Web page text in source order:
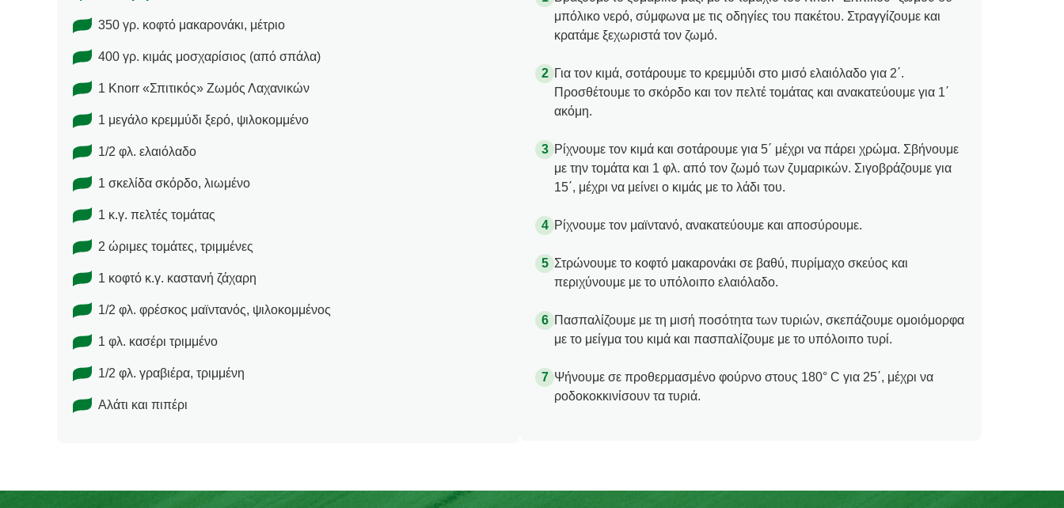
350 γρ. κοφτό μακαρονάκι, μέτριο
400 γρ. κιμάς μοσχαρίσιος (από σπάλα)
1 Knorr «Σπιτικός» Ζωμός Λαχανικών
1 μεγάλο κρεμμύδι ξερό, ψιλοκομμένο
1/2 φλ. ελαιόλαδο
1 σκελίδα σκόρδο, λιωμένο
1 κ.γ. πελτές τομάτας
2 ώριμες τομάτες, τριμμένες
1 κοφτό κ.γ. καστανή ζάχαρη
1/2 φλ. φρέσκος μαϊντανός, ψιλοκομμένος
1 φλ. κασέρι τριμμένο
1/2 φλ. γραβιέρα, τριμμένη
Αλάτι και πιπέρι
μπόλικο νερό, σύμφωνα με τις οδηγίες του πακέτου. Στραγγίζουμε και
κρατάμε ξεχωριστά τον ζωμό.
Για τον κιμά, σοτάρουμε το κρεμμύδι στο μισό ελαιόλαδο για 2΄.
Προσθέτουμε το σκόρδο και τον πελτέ τομάτας και ανακατεύουμε για 1΄
ακόμη.
Ρίχνουμε τον κιμά και σοτάρουμε για 5΄ μέχρι να πάρει χρώμα. Σβήνουμε
με την τομάτα και 1 φλ. από τον ζωμό των ζυμαρικών. Σιγοβράζουμε για
15΄, μέχρι να μείνει ο κιμάς με το λάδι του.
Ρίχνουμε τον μαϊντανό, ανακατεύουμε και αποσύρουμε.
Στρώνουμε το κοφτό μακαρονάκι σε βαθύ, πυρίμαχο σκεύος και
περιχύνουμε με το υπόλοιπο ελαιόλαδο.
Πασπαλίζουμε με τη μισή ποσότητα των τυριών, σκεπάζουμε ομοιόμορφα
με το μείγμα του κιμά και πασπαλίζουμε με το υπόλοιπο τυρί.
Ψήνουμε σε προθερμασμένο φούρνο στους 180° C για 25΄, μέχρι να
ροδοκοκκινίσουν τα τυριά.